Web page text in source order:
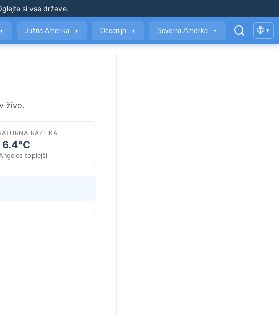
si vse države.
▼ Južna Amerika ▼ Oceanija ▼ Severna Amerika ▼ 🌐 ▾
živo.
RAZLIKA
6.4°C
toplejši